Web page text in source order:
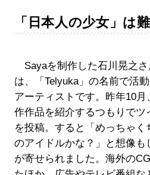
「日本人の少女」は
Sayaを制作した石川晃之
は、「Telyuka」の名前で活
アーティストです。昨年10月
作作品を紹介するつもりでツ
を投稿。すると「めっちゃ
のアイドルかな？」と想像も
が寄せられました。海外の